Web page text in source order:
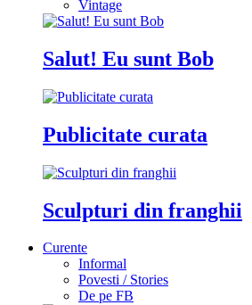
Vintage
Salut! Eu sunt Bob
Publicitate curata
Sculpturi din franghii
Curente
Informal
Povesti / Stories
De pe FB